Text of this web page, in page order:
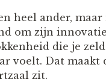
heel ander,
om zijn
die je
voelt. Dat
zit.